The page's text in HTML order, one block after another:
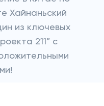
Хайнаньский
из ключевых
211” с